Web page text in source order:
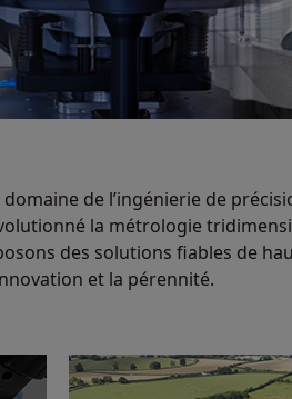
de l’ingénierie de
la métrologie
des solutions fiables de
et la pérennité.